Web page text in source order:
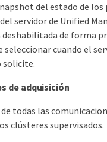
del estado de los
servidor de Unified
de forma
seleccionar cuando el
solicite.
de adquisición
todas las
clústeres supervisados.